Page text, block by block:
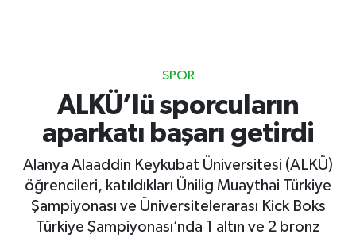
SPOR
ALKÜ’lü sporcuların
aparkatı başarı getirdi
Alanya Alaaddin Keykubat Üniversitesi (ALKÜ)
öğrencileri, katıldıkları Ünilig Muaythai Türkiye
Şampiyonası ve Üniversitelerarası Kick Boks
Türkiye Şampiyonası’nda 1 altın ve 2 bronz
Diğer
Dünya
Ekonomi
Gizlilik İlkeleri - Privacy Policy
Haber Arşivi